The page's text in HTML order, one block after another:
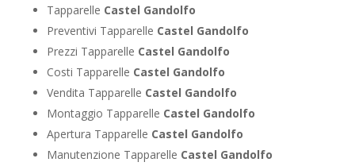
Tapparelle Castel Gandolfo
Preventivi Tapparelle Castel Gandolfo
Prezzi Tapparelle Castel Gandolfo
Costi Tapparelle Castel Gandolfo
Vendita Tapparelle Castel Gandolfo
Montaggio Tapparelle Castel Gandolfo
Apertura Tapparelle Castel Gandolfo
Manutenzione Tapparelle Castel Gandolfo